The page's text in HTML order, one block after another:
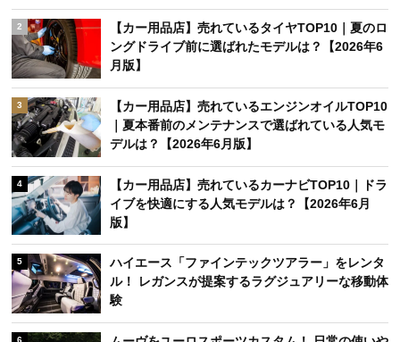
2
【カー用品店】売れているタイヤTOP10｜夏のロ
ングドライブ前に選ばれたモデルは？【2026年6
月版】
3
【カー用品店】売れているエンジンオイルTOP10
｜夏本番前のメンテナンスで選ばれている人気モ
デルは？【2026年6月版】
4
【カー用品店】売れているカーナビTOP10｜ドラ
イブを快適にする人気モデルは？【2026年6月
版】
5
ハイエース「ファインテックツアラー」をレンタ
ル！ レガンスが提案するラグジュアリーな移動体
験
6